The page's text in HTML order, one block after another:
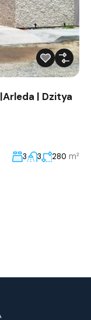
| Dzitya
3 3 280 m²